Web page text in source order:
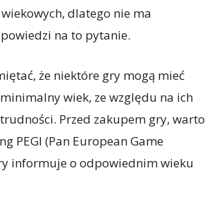
dlatego nie ma
na to pytanie.
że niektóre gry mogą mieć
wiek, ze względu na ich
Przed zakupem gry, warto
PEGI (Pan European Game
informuje o odpowiednim wieku